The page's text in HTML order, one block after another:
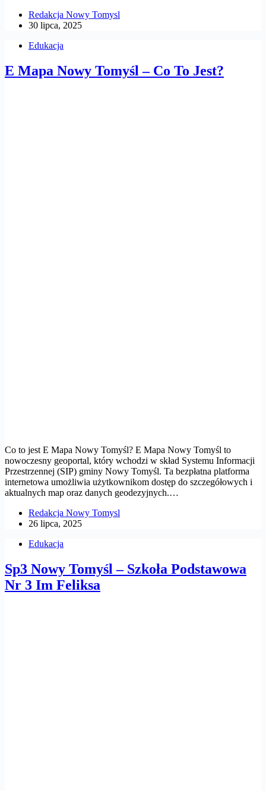
Redakcja Nowy Tomysl
30 lipca, 2025
Edukacja
E Mapa Nowy Tomyśl – Co To Jest?
Co to jest E Mapa Nowy Tomyśl? E Mapa Nowy Tomyśl to
nowoczesny geoportal, który wchodzi w skład Systemu Informacji
Przestrzennej (SIP) gminy Nowy Tomyśl. Ta bezpłatna platforma
internetowa umożliwia użytkownikom dostęp do szczegółowych i
aktualnych map oraz danych geodezyjnych.…
Redakcja Nowy Tomysl
26 lipca, 2025
Edukacja
Sp3 Nowy Tomyśl – Szkoła Podstawowa
Nr 3 Im Feliksa